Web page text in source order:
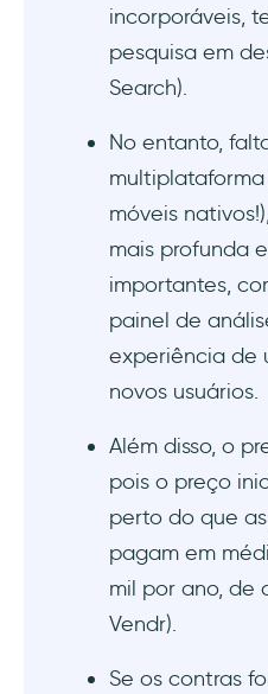
incorporáveis,
pesquisa em
Search).
No entanto,
móveis
mais profunda
importantes,
painel de
experiência de
novos usuários.
Além disso, o
pois o preço
perto do que
pagam em
mil por ano, de
Vendr).
Se os contras